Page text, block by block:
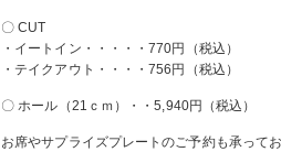
〇 CUT
・イートイン・・・・・770円（税込）
・テイクアウト・・・・756円（税込）
〇 ホール（21ｃｍ）・・5,940円（税込）
お席やサプライズプレートのご予約も承ってお